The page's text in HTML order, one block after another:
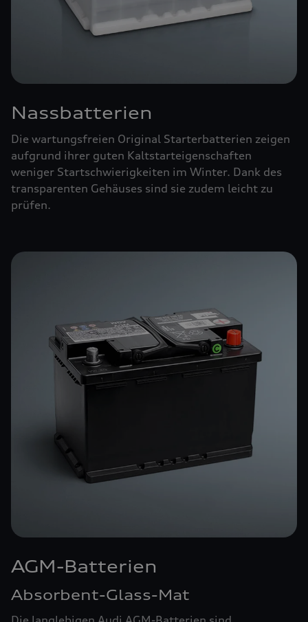
Nassbatterien
Die wartungsfreien Original Starterbatterien zeigen
aufgrund ihrer guten Kaltstarteigenschaften
weniger Startschwierigkeiten im Winter. Dank des
transparenten Gehäuses sind sie zudem leicht zu
prüfen.
AGM-Batterien
Absorbent-Glass-Mat